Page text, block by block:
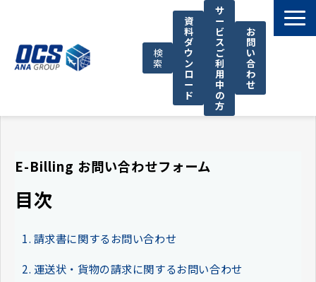
検
索
資
料
ダ
ウ
ン
ロ
ー
ド
サ
ー
ビ
ス
ご
利
用
中
の
方
お
問
い
合
わ
せ
E-Billing お問い合わせフォーム
目次
1. 請求書に関するお問い合わせ
2. 運送状・貨物の請求に関するお問い合わせ